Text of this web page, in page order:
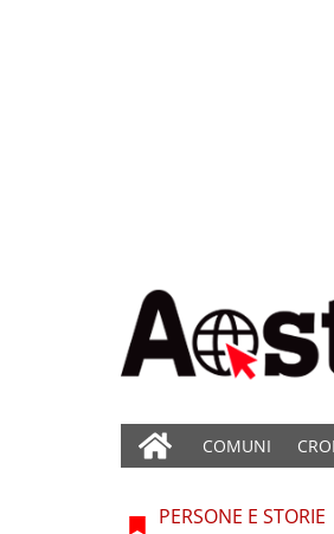
COMUNI
PERSONE E STORIE